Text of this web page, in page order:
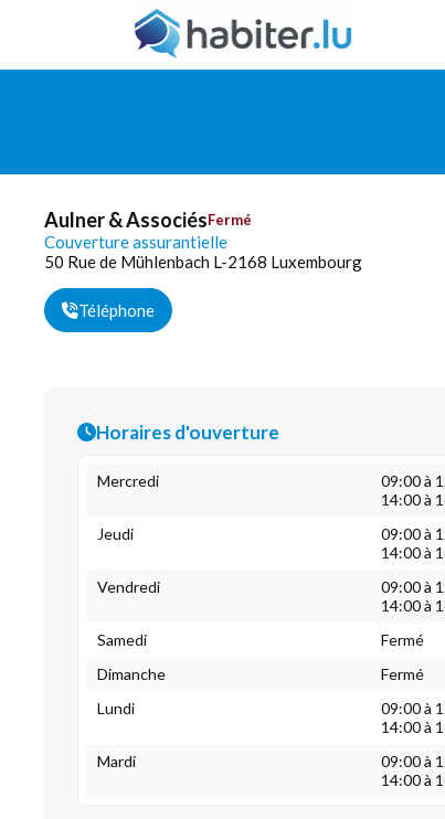
Aulner & AssociésFermé
Couverture assurantielle
50 Rue de Mühlenbach L-2168 Luxembourg
Téléphone
Horaires d'ouverture
Mercredi
09:00 à
14:00 à
Jeudi
09:00 à
14:00 à
Vendredi
09:00 à
14:00 à
Samedi
Fermé
Dimanche
Fermé
Lundi
09:00 à
14:00 à
Mardi
09:00 à
14:00 à